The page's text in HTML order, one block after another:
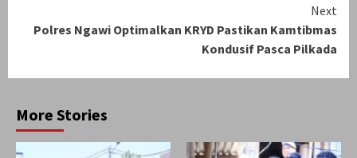
Next
Polres Ngawi Optimalkan KRYD Pastikan Kamtibmas
Kondusif Pasca Pilkada
More Stories